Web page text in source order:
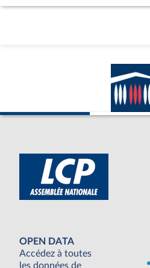
OPEN DATA
Accédez à toutes
les données de